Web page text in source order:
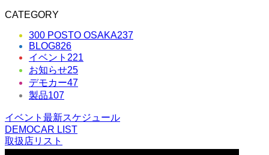
CATEGORY
300 POSTO OSAKA237
BLOG826
イベント 221
お知らせ25
デモカー47
製品107
イベント最新スケジュール
DEMOCAR LIST
取扱店リスト